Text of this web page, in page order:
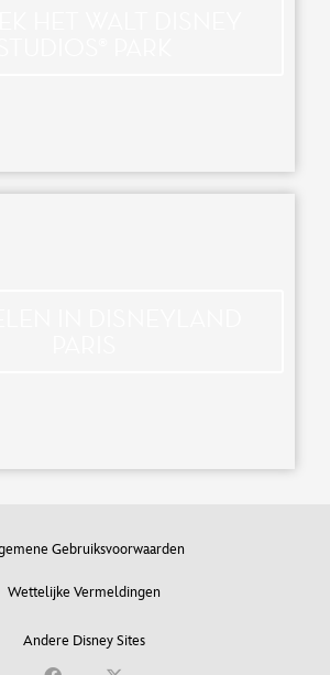
Gebruiksvoorwaarden
Wettelijke Vermeldingen
Andere Disney Sites